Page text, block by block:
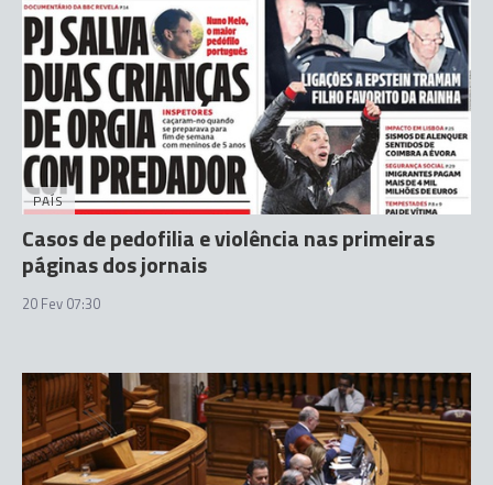
PAÍS
Casos de pedofilia e violência nas primeiras
páginas dos jornais
20 Fev 07:30